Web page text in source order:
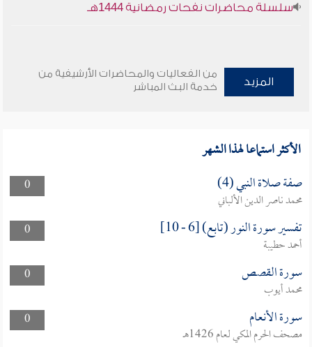
سلسلة محاضرات نفحات رمضانية 1444هـ
المزيد
من الفعاليات والمحاضرات الأرشيفية من
خدمة البث المباشر
الأكثر استماعا لهذا الشهر
0 صفة صلاة النبي (4)
محمد ناصر الدين الألباني
0
تفسير سورة النور (تابع) [6 - 10]
أحمد حطيبة
0
سورة القصص
محمد أيوب
0
سورة الأنعام
مصحف الحرم المكي لعام 1426هـ